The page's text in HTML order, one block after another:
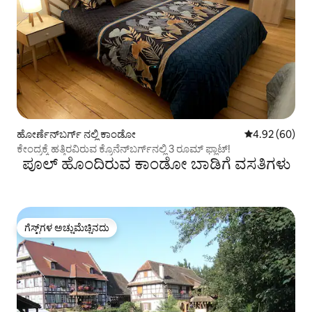
ಹೋರ್ಣೆನ್‌ಬರ್ಗ್ ನಲ್ಲಿ ಕಾಂಡೋ 5 ರಲ್ಲಿ 4.92
4.92 (60)
ಕೇಂದ್ರಕ್ಕೆ ಹತ್ತಿರವಿರುವ ಕ್ರೊನೆನ್‌ಬರ್ಗ್‌ನಲ್ಲಿ 3 ರೂಮ್ ಫ್ಲಾಟ್!
ಪೂಲ್ ಹೊಂದಿರುವ ಕಾಂಡೋ ಬಾಡಿಗೆ ವಸತಿಗಳು
ಗೆಸ್ಟ್‌ಗಳ ಅಚ್ಚುಮೆಚ್ಚಿನದು
ಗೆಸ್ಟ್‌ಗಳ ಅಚ್ಚುಮೆಚ್ಚಿನದು